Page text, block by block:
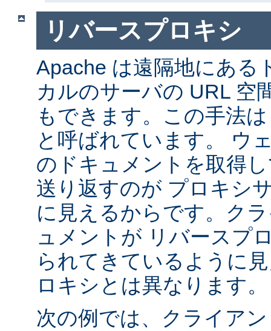
リバースプロキシ
Apache は遠隔地にある
カルのサーバの URL 空
もできます。この手法は
と呼ばれています。 ウ
のドキュメントを取得
送り返すのが プロキシ
に見えるからです。ク
ュメントが リバースプ
られてきているように
ロキシとは異なります。
次の例では、クライア